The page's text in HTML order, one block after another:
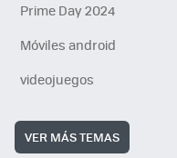
Prime Day 2024
Móviles android
videojuegos
VER MÁS TEMAS